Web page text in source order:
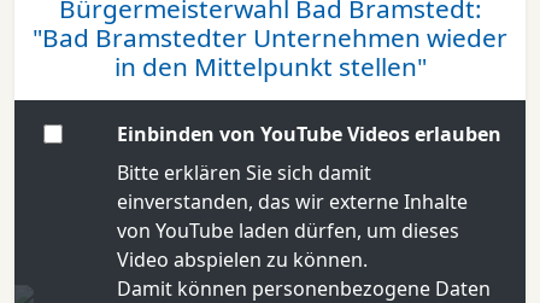
Bürgermeisterwahl Bad Bramstedt:
"Bad Bramstedter Unternehmen wieder
in den Mittelpunkt stellen"
Einbinden von YouTube Videos erlauben
Bitte erklären Sie sich damit
einverstanden, das wir externe Inhalte
von YouTube laden dürfen, um dieses
Video abspielen zu können.
Damit können personenbezogene Daten